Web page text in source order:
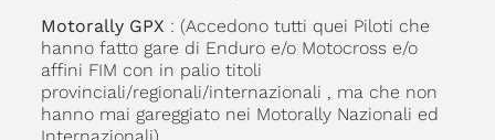
Motorally GPX : (Accedono tutti quei Piloti che
hanno fatto gare di Enduro e/o Motocross e/o
affini FIM con in palio titoli
provinciali/regionali/internazionali , ma che non
hanno mai gareggiato nei Motorally Nazionali ed